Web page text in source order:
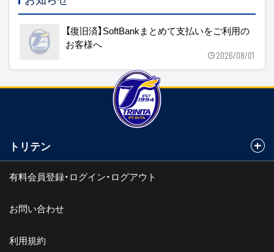
【復旧済】SoftBankまとめて支払いをご利用の
お客様へ
2026/08/01
トリテン
有料会員登録・ログイン・ログアウト
お問い合わせ
利用規約